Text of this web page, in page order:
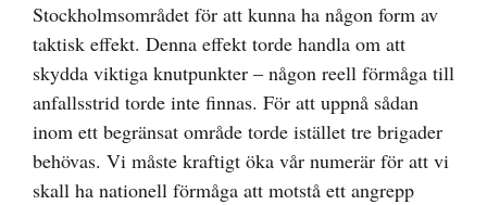
Stockholmsområdet för att kunna ha någon form av
taktisk effekt. Denna effekt torde handla om att
skydda viktiga knutpunkter – någon reell förmåga till
anfallsstrid torde inte finnas. För att uppnå sådan
inom ett begränsat område torde istället tre brigader
behövas. Vi måste kraftigt öka vår numerär för att vi
skall ha nationell förmåga att motstå ett angrepp